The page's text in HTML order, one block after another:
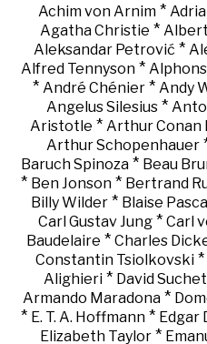
Achim von Arnim *
Agatha Christie *
Aleksandar Petrović *
Alfred Tennyson*
* André Chénier* Andy
Angelus Silesius *
Aristotle * Arthur Conan
Arthur Schopenhauer
Baruch Spinoza * Beau
* Ben Jonson* Bertrand
Billy Wilder* Blaise Pascal
Carl Gustav Jung * Carl
Baudelaire * Charles
Constantin Tsiolkovski *
Alighieri* David Suchet
Armando Maradona*
* E. T. A. Hoffmann * Edgar
Elizabeth Taylor *